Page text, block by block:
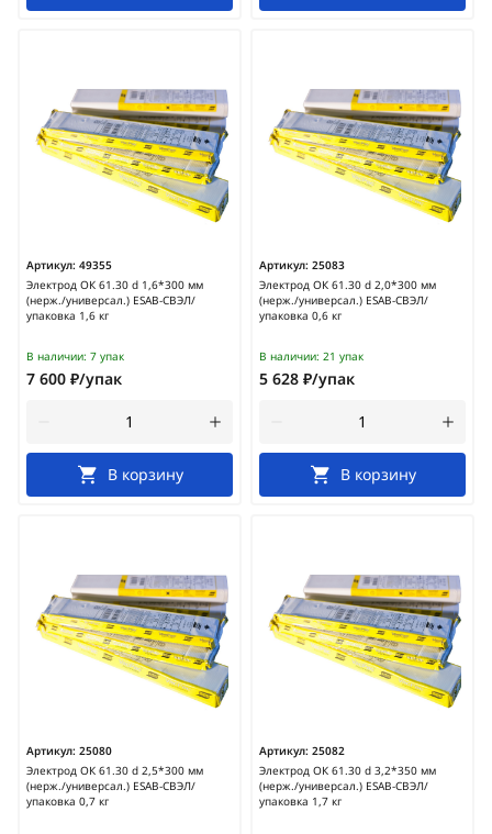
Артикул: 49355
Электрод ОК 61.30 d 1,6*300 мм
(нерж./универсал.) ESAB-СВЭЛ/
упаковка 1,6 кг
В наличии: 7 упак
7 600 ₽/упак
В корзину
Артикул: 25083
Электрод ОК 61.30 d 2,0*300 мм
(нерж./универсал.) ESAB-СВЭЛ/
упаковка 0,6 кг
В наличии: 21 упак
5 628 ₽/упак
В корзину
Артикул: 25080
Электрод ОК 61.30 d 2,5*300 мм
(нерж./универсал.) ESAB-СВЭЛ/
упаковка 0,7 кг
Артикул: 25082
Электрод ОК 61.30 d 3,2*350 мм
(нерж./универсал.) ESAB-СВЭЛ/
упаковка 1,7 кг